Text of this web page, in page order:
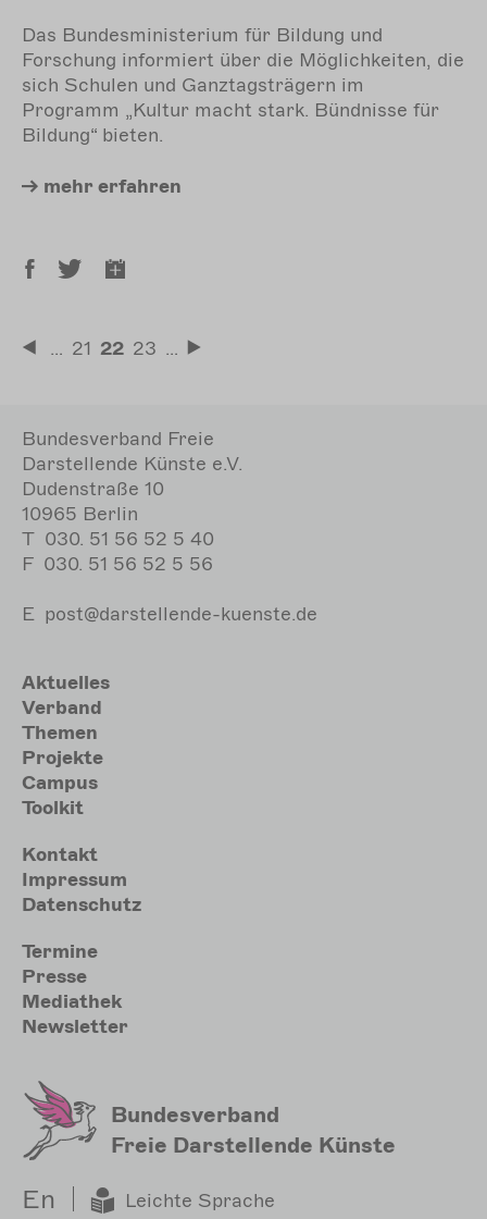
Das Bundesministerium für Bildung und
Forschung informiert über die Möglichkeiten, die
sich Schulen und Ganztagsträgern im
Programm „Kultur macht stark. Bündnisse für
Bildung“ bieten.
mehr erfahren
Seitennummerierung
… Seite
21 Aktuelle
22 Seite
23 …
Bundesverband Freie
Darstellende Künste e.V.
Dudenstraße 10
10965 Berlin
T 030. 51 56 52 5 40
F 030. 51 56 52 5 56
E post@darstellende-kuenste.de
Hauptnavigation
Aktuelles
Verband
Themen
Projekte
Campus
Toolkit
Meta
Kontakt
Impressum
Datenschutz
Sekundärmenu
Termine
Presse
Mediathek
Newsletter
Bundesverband
Freie Darstellende Künste
En Leichte Sprache